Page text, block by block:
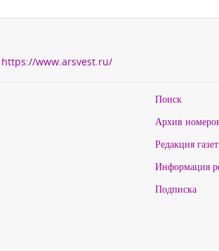
https://www.arsvest.ru/
Поиск
Архив
Редакция
Информация
Подписка